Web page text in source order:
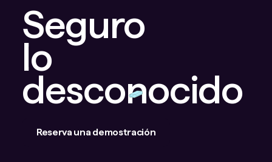
Seguro
lo
desconocido
Reserva una demostración